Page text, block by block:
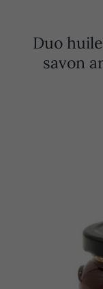
Duo
savon